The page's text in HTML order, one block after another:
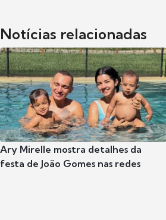
Notícias relacionadas
Ary Mirelle mostra detalhes da
festa de João Gomes nas redes